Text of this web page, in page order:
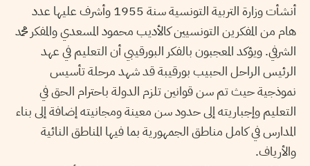
أنشأت وزارة التربية التونسية سنة 1955 وأشرف عليها عدد
هام من المفكرين التونسيين كالأديب محمود المسعدي والمفكر محمد
الشرفي. ويؤكد المعجبون بالفكر البورقيبي أن التعليم في عهد
الرئيس الراحل الحبيب بورقيبة قد شهد مرحلة تأسيس
نموذجية حيث تم سن قوانين تلزم الدولة باحترام الحق في
التعليم وإجباريته إلى حدود سن معينة ومجانيته إضافة إلى بناء
المدارس في كامل مناطق الجمهورية بما فيها المناطق النائية
والأرياف.